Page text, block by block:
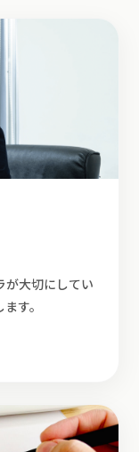
が大切にしてい
す。